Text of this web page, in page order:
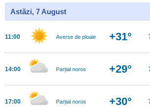
Astăzi, 7 August
11:00 Averse de ploaie +31°
14:00 Parțial noros +29°
17:00 Parțial noros +30°